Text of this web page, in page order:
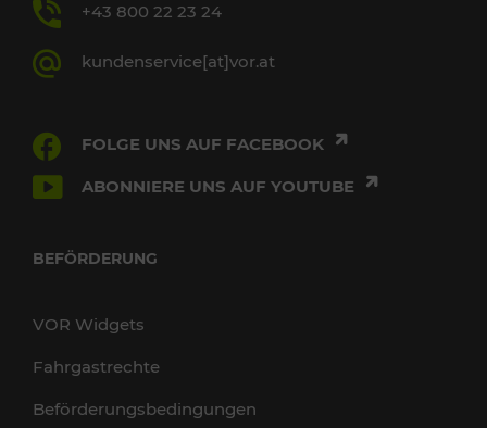
+43 800 22 23 24
kundenservice[at]vor.at
FOLGE UNS AUF FACEBOOK
ABONNIERE UNS AUF YOUTUBE
BEFÖRDERUNG
VOR Widgets
Fahrgastrechte
Beförderungsbedingungen